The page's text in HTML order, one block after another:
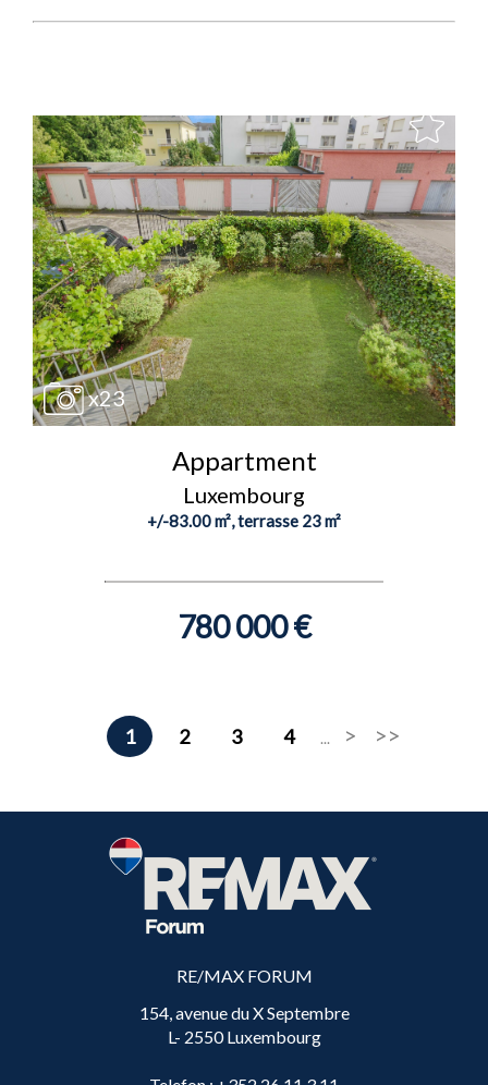
x23
Appartment
Luxembourg
+/-83.00 m², terrasse 23 m²
780 000 €
1 2 3 4 ...
RE/MAX FORUM
154, avenue du X Septembre
L- 2550 Luxembourg